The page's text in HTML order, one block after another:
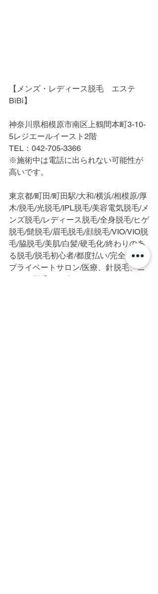
【メンズ・レディース脱毛　エステ
BiBi】
神奈川県相模原市南区上鶴間本町3-10-
5レジエールイースト2階
TEL：042-705-3366
※施術中は電話に出られない可能性が
高いです。
東京都/町田/町田駅/大和/横浜/相模原/厚
木/脱毛/光脱毛/IPL脱毛/美容電気脱毛/メ
ンズ脱毛/レディース脱毛/全身脱毛/ヒゲ
脱毛/髭脱毛/眉毛脱毛/顔脱毛/VIO/VIO脱
毛/脇脱毛/美肌/白髪/硬毛化/終わりのあ
る脱毛/脱毛初心者/都度払い/完全個室/
プライベートサロン/医療、針脱毛、ニ
ードル脱毛とは違います